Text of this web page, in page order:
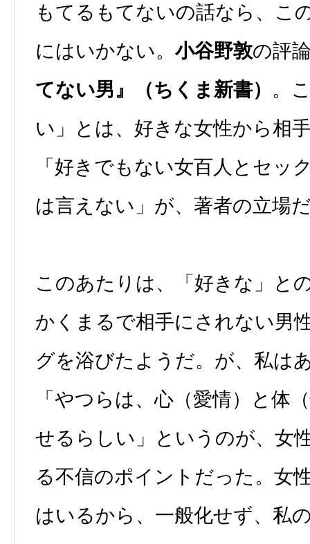
もてるもてないの話なら、こ
にはいかない。 小谷野敦の評
てない男』（ちくま新書） 。
い」とは、好きな女性から相
「好きでもない女百人とセッ
は言えない」が、著者の立場
このあたりは、「好きな」と
かくまるで相手にされない男
グを浴びたようだ。が、私は
「やつらは、心（愛情）と体
せるらしい」というのが、女
る不信のポイントだった。女
はいるから、一般化せず、私